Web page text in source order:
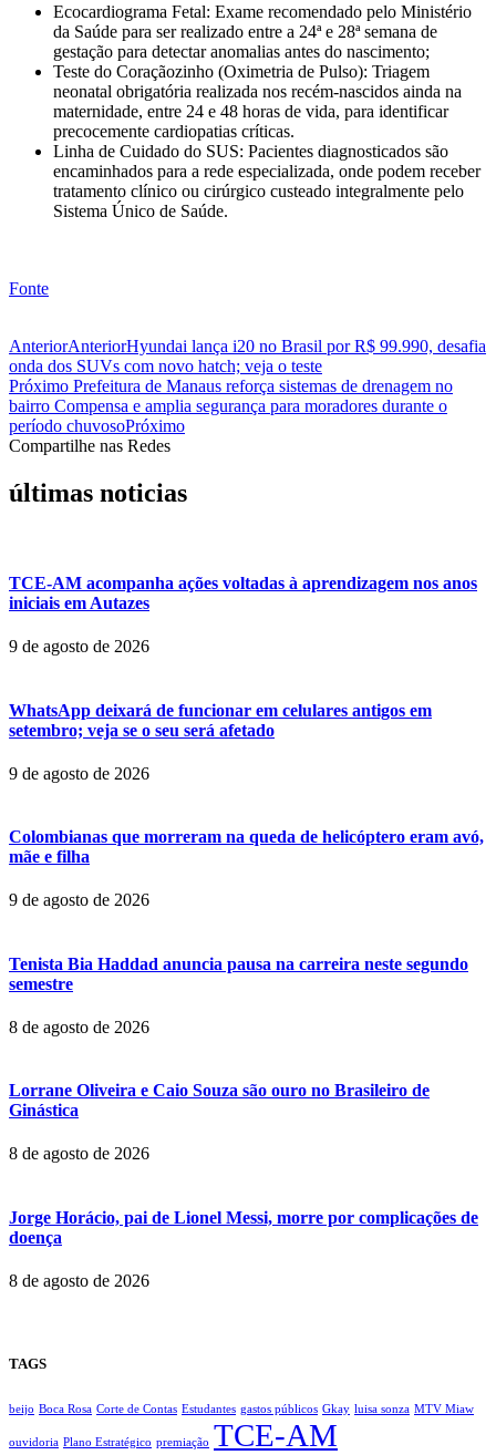
Ecocardiograma Fetal: Exame recomendado pelo ⁠Ministério
da Saúde para ser realizado entre a 24ª e 28ª semana de
gestação para detectar anomalias antes do nascimento;
Teste do Coraçãozinho (Oximetria de Pulso): Triagem
neonatal obrigatória realizada nos recém-nascidos ainda na
maternidade, entre 24 e 48 horas de vida, para identificar
precocemente cardiopatias críticas.
Linha de Cuidado do SUS: Pacientes diagnosticados são
encaminhados para a rede especializada, onde podem receber
tratamento clínico ou cirúrgico custeado integralmente pelo
Sistema Único de Saúde.
Fonte
AnteriorAnteriorHyundai lança i20 no Brasil por R$ 99.990, desafia
onda dos SUVs com novo hatch; veja o teste
Próximo Prefeitura de Manaus reforça sistemas de drenagem no
bairro Compensa e amplia segurança para moradores durante o
período chuvosoPróximo
Compartilhe nas Redes
últimas noticias
TCE-AM acompanha ações voltadas à aprendizagem nos anos
iniciais em Autazes
9 de agosto de 2026
WhatsApp deixará de funcionar em celulares antigos em
setembro; veja se o seu será afetado
9 de agosto de 2026
Colombianas que morreram na queda de helicóptero eram avó,
mãe e filha
9 de agosto de 2026
Tenista Bia Haddad anuncia pausa na carreira neste segundo
semestre
8 de agosto de 2026
Lorrane Oliveira e Caio Souza são ouro no Brasileiro de
Ginástica
8 de agosto de 2026
Jorge Horácio, pai de Lionel Messi, morre por complicações de
doença
8 de agosto de 2026
TAGS
beijo Boca Rosa Corte de Contas Estudantes gastos públicos Gkay luisa sonza MTV Miaw
ouvidoria Plano Estratégico premiação TCE-AM